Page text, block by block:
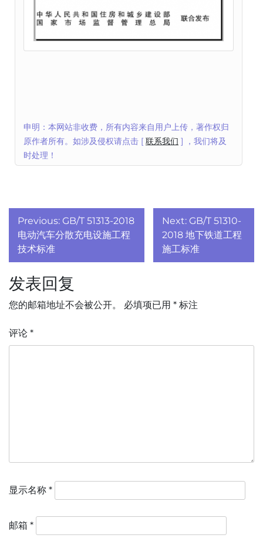
申明：本网站非收费，所有内容来自用户上传，著作权归
原作者所有。如涉及侵权请点击 [ 联系我们 ] ，我们将及
时处理！
文
章
导
航
Previous: GB/T 51313-2018
电动汽车分散充电设施工程
技术标准
Next: GB/T 51310-
2018 地下铁道工程
施工标准
发表回复
您的邮箱地址不会被公开。 必填项已用 * 标注
评论 *
显示名称 *
邮箱 *